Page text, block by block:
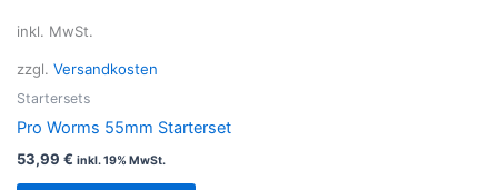
inkl. MwSt.
zzgl. Versandkosten
Startersets
Pro Worms 55mm Starterset
53,99 € inkl. 19% MwSt.
Die